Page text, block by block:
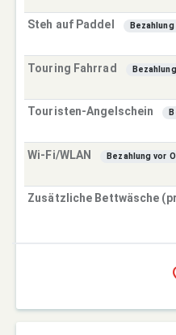
Steh auf Paddel
Touring Fahrrad
Touristen-Angelschein
Wi-Fi/WLAN
Bezahlung vor
Zusätzliche Bettwäsche